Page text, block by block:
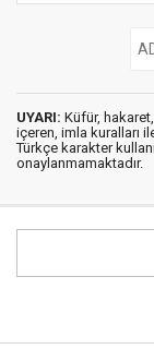
UYARI: Küfür,
içeren, imla kuralları
Türkçe karakter
onaylanmamaktadır.